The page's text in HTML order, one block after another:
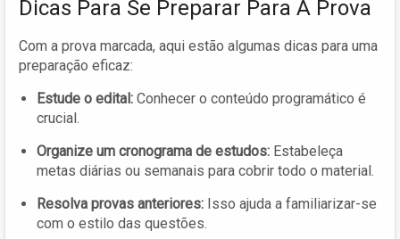
Dicas Para Se Preparar Para A Prova
Com a prova marcada, aqui estão algumas dicas para uma
preparação eficaz:
Estude o edital: Conhecer o conteúdo programático é
crucial.
Organize um cronograma de estudos: Estabeleça
metas diárias ou semanais para cobrir todo o material.
Resolva provas anteriores: Isso ajuda a familiarizar-se
com o estilo das questões.